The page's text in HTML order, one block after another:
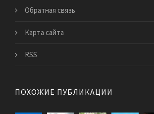
Обратная связь
Карта сайта
RSS
ПОХОЖИЕ ПУБЛИКАЦИИ